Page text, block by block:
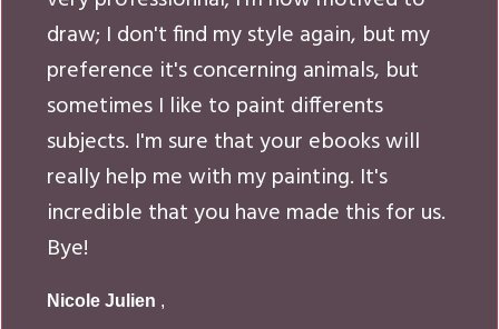
draw; I don't find my style again, but my
preference it's concerning animals, but
sometimes I like to paint differents
subjects. I'm sure that your ebooks will
really help me with my painting. It's
incredible that you have made this for us.
Bye!
Nicole Julien ,